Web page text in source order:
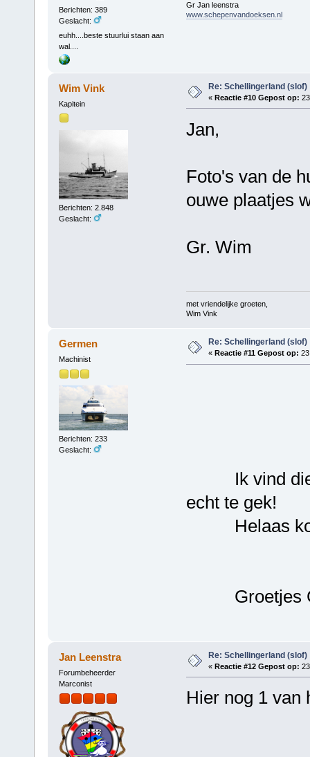
Berichten: 389
Geslacht:
euhh....beste stuurlui staan aan
wal....
Gr Jan leenstra
www.schepenvandoeksen.nl
Wim Vink
Kapitein
Berichten: 2.848
Geslacht:
Re: Schellingerland (slof)
« Reactie #10 Gepost op:
Jan,
Foto's van de
ouwe plaatjes
Gr. Wim
met vriendelijke groeten,
Wim Vink
Germen
Machinist
Berichten: 233
Geslacht:
Re: Schellingerland (slof)
« Reactie #11 Gepost op:
Ik vind die
echt te gek!
Helaas
Groetjes
Jan Leenstra
Forumbeheerder
Marconist
Re: Schellingerland (slof)
« Reactie #12 Gepost op:
Hier nog 1 van